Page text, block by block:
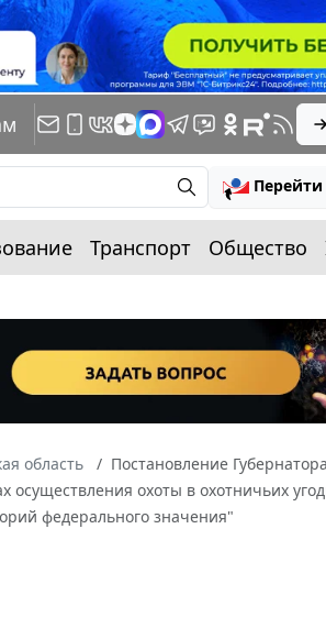
Транспорт Общество
область
Постановление
охоты в охотничьих
федерального значения"